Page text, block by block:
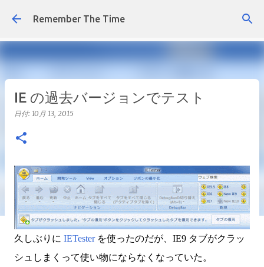
スキップしてメイン コンテンツに移動
Remember The Time
IE の過去バージョンでテスト
日付: 10月 13, 2015
久しぶりに IETesterを使ったのだが、IE9 タブがクラッ
シュしまくって使い物にならなくなっていた。